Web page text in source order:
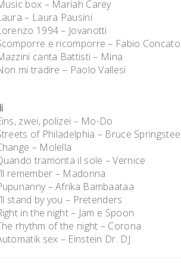
box – Mariah Carey
– Laura Pausini
1994 – Jovanotti
e ricomporre – Fabio Concato
canta Battisti – Mina
mi tradire – Paolo Vallesi
zwei, polizei – Mo-Do
of Philadelphia – Bruce
– Molella
tramonta il sole – Vernice
remember – Madonna
– Afrika Bambaataa
stand by you – Pretenders
in the night – Jam e Spoon
rhythm of the night – Corona
sex – Einstein Dr. DJ